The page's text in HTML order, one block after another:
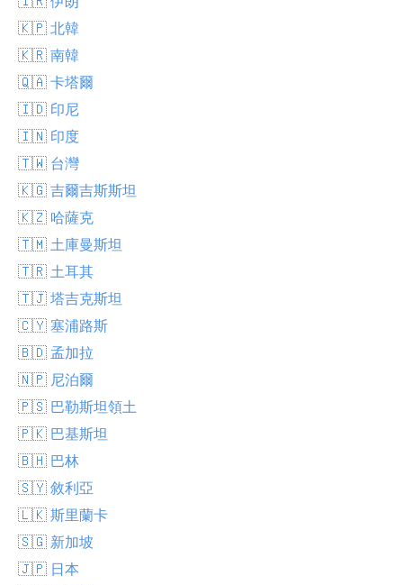
🇰🇵 北韓
🇰🇷 南韓
🇶🇦 卡塔爾
🇮🇩 印尼
🇮🇳 印度
🇹🇼 台灣
🇰🇬 吉爾吉斯斯坦
🇰🇿 哈薩克
🇹🇲 土庫曼斯坦
🇹🇷 土耳其
🇹🇯 塔吉克斯坦
🇨🇾 塞浦路斯
🇧🇩 孟加拉
🇳🇵 尼泊爾
🇵🇸 巴勒斯坦領土
🇵🇰 巴基斯坦
🇧🇭 巴林
🇸🇾 敘利亞
🇱🇰 斯里蘭卡
🇸🇬 新加坡
🇯🇵 日本